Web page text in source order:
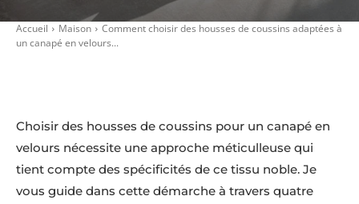
Accueil Maison
Comment choisir des housses de coussins adaptées à
un canapé en velours...
Choisir des housses de coussins pour un canapé en
velours nécessite une approche méticulleuse qui
tient compte des spécificités de ce tissu noble. Je
vous guide dans cette démarche à travers quatre